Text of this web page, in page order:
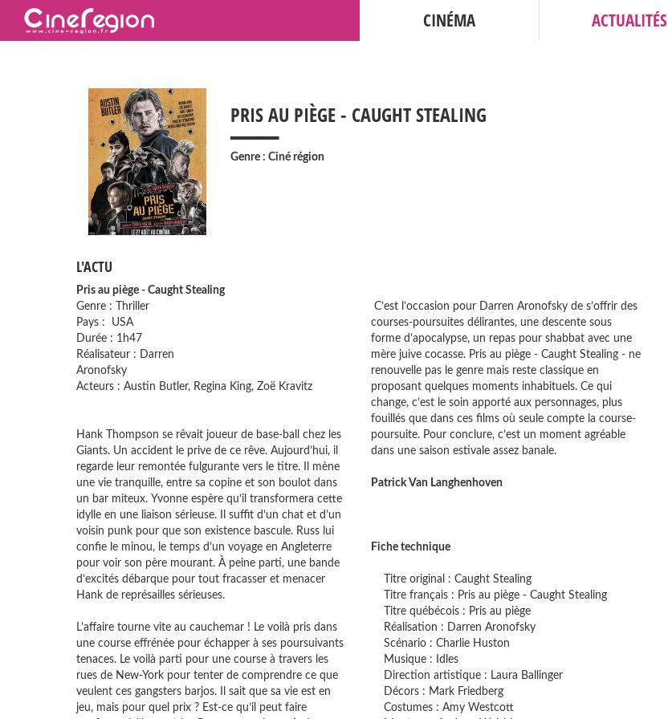
CINÉMA ACTUALITÉS
PRIS AU PIÈGE - CAUGHT STEALING
___
Genre : Ciné région
L'ACTU
Pris au piège - Caught Stealing
Genre : Thriller
Pays : USA
Durée : 1h47
Réalisateur : Darren
Aronofsky
Acteurs : Austin Butler, Regina King, Zoë Kravitz
Hank Thompson se rêvait joueur de base-ball chez les
Giants. Un accident le prive de ce rêve. Aujourd’hui, il
regarde leur remontée fulgurante vers le titre. Il mène
une vie tranquille, entre sa copine et son boulot dans
un bar miteux. Yvonne espère qu’il transformera cette
idylle en une liaison sérieuse. Il suffit d’un chat et d’un
voisin punk pour que son existence bascule. Russ lui
confie le minou, le temps d’un voyage en Angleterre
pour voir son père mourant. À peine parti, une bande
d’excités débarque pour tout fracasser et menacer
Hank de représailles sérieuses.
L’affaire tourne vite au cauchemar ! Le voilà pris dans
une course effrénée pour échapper à ses poursuivants
tenaces. Le voilà parti pour une course à travers les
rues de New-York pour tenter de comprendre ce que
veulent ces gangsters barjos. Il sait que sa vie est en
jeu, mais pour quel prix ? Est-ce qu’il peut faire
C’est l’occasion pour Darren Aronofsky de s’offrir des
courses-poursuites délirantes, une descente sous
forme d’apocalypse, un repas pour shabbat avec une
mère juive cocasse. Pris au piège - Caught Stealing - ne
renouvelle pas le genre mais reste classique en
proposant quelques moments inhabituels. Ce qui
change, c’est le soin apporté aux personnages, plus
fouillés que dans ces films où seule compte la course-
poursuite. Pour conclure, c’est un moment agréable
dans une saison estivale assez banale.
Patrick Van Langhenhoven
Fiche technique
Titre original : Caught Stealing
Titre français : Pris au piège - Caught Stealing
Titre québécois : Pris au piège
Réalisation : Darren Aronofsky
Scénario : Charlie Huston
Musique : Idles
Direction artistique : Laura Ballinger
Décors : Mark Friedberg
Costumes : Amy Westcott